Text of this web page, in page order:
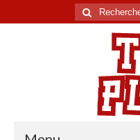
Rechercher
: